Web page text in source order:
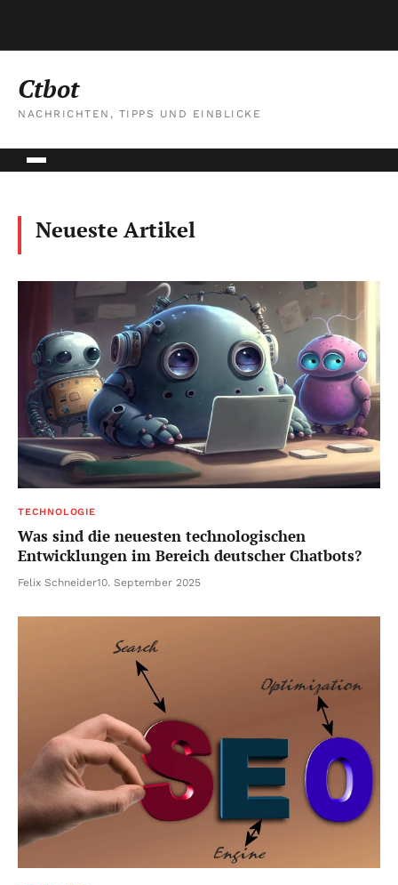
Ctbot
NACHRICHTEN, TIPPS UND EINBLICKE
Neueste Artikel
TECHNOLOGIE
Was sind die neuesten technologischen
Entwicklungen im Bereich deutscher Chatbots?
Felix Schneider10. September 2025